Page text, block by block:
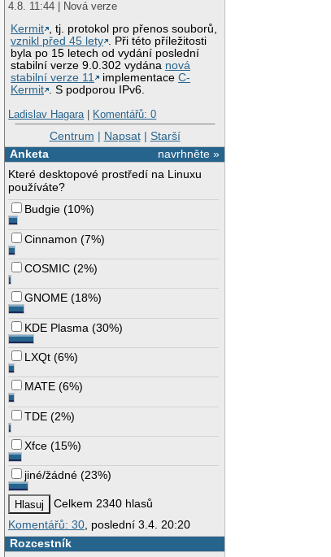
4.8. 11:44 | Nová verze
Kermit , tj. protokol pro přenos souborů,
vznikl před 45 lety . Při této příležitosti
byla po 15 letech od vydání poslední
stabilní verze 9.0.302 vydána nová
stabilní verze 11
implementaceC-
Kermit . S podporou IPv6.
Ladislav Hagara| Komentářů: 0
Centrum | Napsat| Starší
navrhněte »
Anketa
Které desktopové prostředí na Linuxu
používáte?
Budgie (10%)
Cinnamon (7%)
COSMIC (2%)
GNOME (18%)
KDE Plasma (30%)
LXQt (6%)
MATE (6%)
TDE (2%)
Xfce (15%)
jiné/žádné (23%)
Celkem 2340 hlasů
Komentářů: 30 , poslední 3.4. 20:20
Rozcestník